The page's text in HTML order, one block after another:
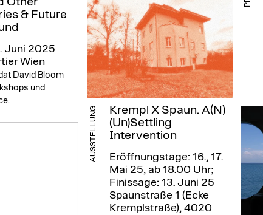
& Future
Juni 2025
Wien
David Bloom
und
AUSSTELLUNG
Krempl X Spaun. A(N)
(Un)Settling
Intervention
Eröffnungstage: 16., 17.
Mai 25, ab 18.00 Uhr;
Finissage: 13. Juni 25
Spaunstraße 1 (Ecke
Kremplstraße), 4020